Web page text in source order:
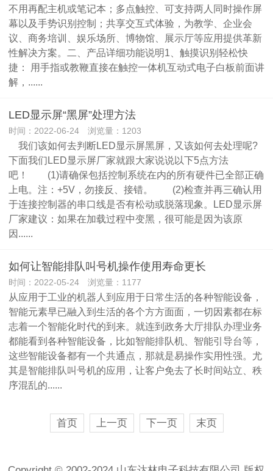
不用再配主机或笔记本；多点触控、可支持两人同时操作屏
幕以及手势识别控制；共享交互式体验，为教学、企业会
议、商务培训、娱乐场所、博物馆、展示厅等应用提供革新
性解决方案。二、产品详细功能说明1、触摸识别轻松快
捷： 用手指或教鞭直接在触控一体机互动式电子白板前面讲
解，......
LED显示屏“黑屏”处理方法
时间：2022-06-24 浏览量：1203
我们该如何去判断LED显示屏黑屏，又该如何去处理呢?
下面我们LED显示屏厂家就跟大家说说以下5点方法
吧！ (1)请确保包括控制系统在内的所有硬件已全部正确
上电。注：+5V，勿接反、接错。 (2)检查并再三确认用
于连接控制器的串口线是否有松动或脱落现象。LED显示屏
厂家建议：如果在加载过程中变黑，很可能是因为该原
因......
如何让智能排队叫号机操作使用寿命更长
时间：2022-05-24 浏览量：1177
从应用于工业的机器人到应用于日常生活的各种智能设备，
智能元素早已融入到生活的各个方方面面，一切因素都在标
志着一个智能化时代的到来。就连到政务大厅排队办理业务
都能看到各种智能设备，比如智能排队机、智能引导台等，
这些智能设备都有一个共通点，那就是易操作实用性强。尤
其是智能排队叫号机的应用，让客户免去了长时间站立、秩
序混乱的......
首页 上一页 下一页 末页